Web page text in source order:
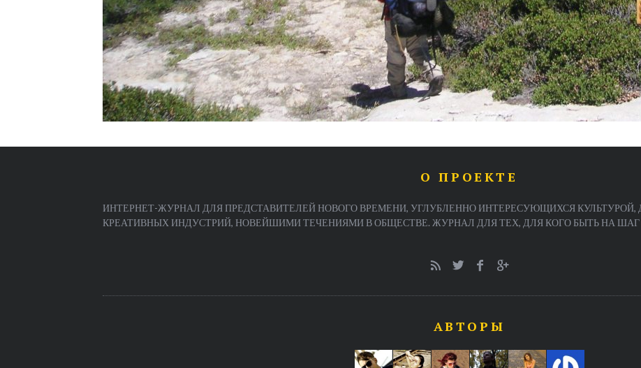
О ПРОЕКТЕ
ИНТЕРНЕТ-ЖУРНАЛ ДЛЯ ПРЕДСТАВИТЕЛЕЙ НОВОГО ВРЕМЕНИ, УГЛУБЛЕННО ИНТЕРЕСУЮЩИХСЯ
КРЕАТИВНЫХ ИНДУСТРИЙ, НОВЕЙШИМИ ТЕЧЕНИЯМИ В ОБЩЕСТВЕ. ЖУРНАЛ ДЛЯ ТЕХ, ДЛЯ КОГО БЫТЬ НА ШАГ
АВТОРЫ